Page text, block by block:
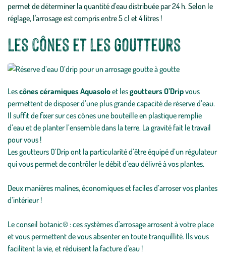
permet de déterminer la quantité d'eau distribuée par 24 h. Selon le
réglage, l'arrosage est compris entre 5 cl et 4 litres !
Les cônes et les goutteurs
Lescônes céramiques Aquasoloet lesgoutteurs O’Dripvous
permettent de disposer d’une plus grande capacité de réserve d’eau.
Il suffit de fixer sur ces cônes une bouteille en plastique remplie
d’eau et de planter l’ensemble dans la terre. La gravité fait le travail
pour vous !
Les goutteurs O’Drip ont la particularité d’être équipé d’un régulateur
qui vous permet de contrôler le débit d’eau délivré à vos plantes.
Deux manières malines, économiques et faciles d’arroser vos plantes
d’intérieur !
Le conseil botanic® : ces systèmes d'arrosage arrosent à votre place
et vous permettent de vous absenter en toute tranquillité. Ils vous
facilitent la vie, et réduisent la facture d'eau !